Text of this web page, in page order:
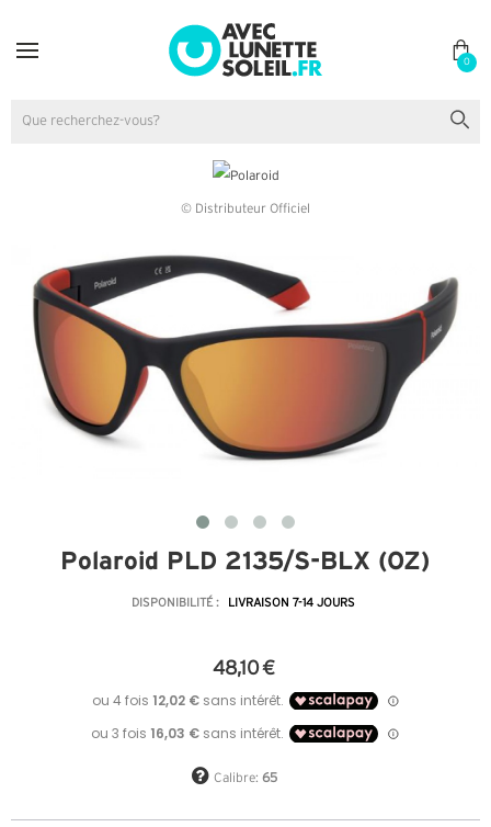
0
© Distributeur Officiel
Polaroid PLD 2135/S-BLX (OZ)
DISPONIBILITÉ : LIVRAISON 7-14 JOURS
48,10 €
Calibre: 65